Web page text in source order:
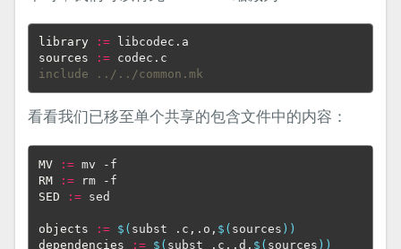
library :=
sources
:=
include ../../common.mk
看看我们已移至单个共享的包含文件中的内容：
MV :=
RM
:=
SED
:= sed
objects := $( subst .c,.o, $( sources ))
dependencies
:= $( subst .c,.d, $( sources ))